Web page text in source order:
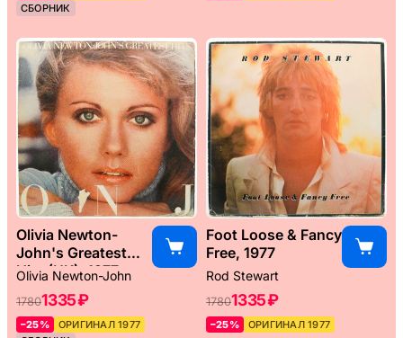
СБОРНИК
Olivia Newton-
John's Greatest
Hits (UK), 1977
Olivia Newton-John
17801335 ₽
–25%
ОРИГИНАЛ 1977
Foot Loose & Fancy
Free, 1977
Rod Stewart
17801335 ₽
–25% ОРИГИНАЛ 1977